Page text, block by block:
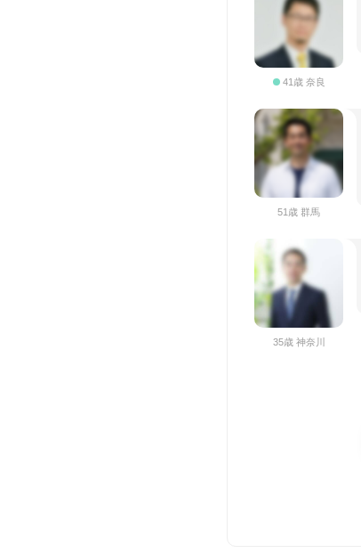
41歳 奈良
51歳 群馬
35歳 神奈川